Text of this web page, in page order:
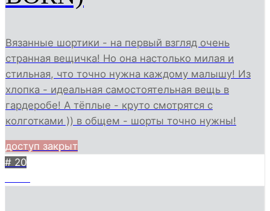
Вязанные шортики - на первый взгляд очень
странная вещичка! Но она настолько милая и
стильная, что точно нужна каждому малышу! Из
хлопка - идеальная самостоятельная вещь в
гардеробе! А тёплые - круто смотрятся с
колготками )) в общем - шорты точно нужны!
доступ закрыт
# 20